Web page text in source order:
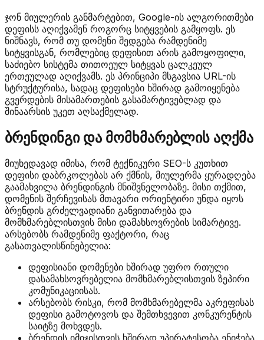
ჯონ მიულერის განმარტებით, Google-ის ალგორითმები
დეფისს აღიქვამენ როგორც სიტყვების გამყოფს. ეს
ნიშნავს, რომ თუ დომენი შედგება რამდენიმე
სიტყვისგან, რომლებიც დეფისით არის გამოყოფილი,
საძიებო სისტემა თითოეულ სიტყვას ცალკეულ
ერთეულად აღიქვამს. ეს პრინციპი მსგავსია URL-ის
სტრუქტურისა, სადაც დეფისები ხშირად გამოიყენება
გვერდების მისამართების გასამარტივებლად და
შინაარსის უკეთ აღსაქმელად.
ბრენდინგი და მომხმარებლის აღქმა
მიუხედავად იმისა, რომ ტექნიკური SEO-ს კუთხით
დეფისი დაბრკოლებას არ ქმნის, მიულერმა ყურადღება
გაამახვილა ბრენდინგის მნიშვნელობაზე. მისი თქმით,
დომენის შერჩევისას მთავარი ორიენტირი უნდა იყოს
ბრენდის გრძელვადიანი განვითარება და
მომხმარებლისთვის მისი დამახსოვრების სიმარტივე.
არსებობს რამდენიმე ფაქტორი, რაც
გასათვალისწინებელია:
დეფისიანი დომენები ხშირად უფრო რთული
დასამახსოვრებელია მომხმარებლისთვის ზეპირი
კომუნიკაციისას.
არსებობს რისკი, რომ მომხმარებელმა აკრეფისას
დეფისი გამოტოვოს და შემთხვევით კონკურენტის
საიტზე მოხვდეს.